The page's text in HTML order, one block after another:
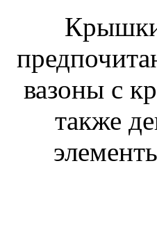
Крышки
вазоны с
также